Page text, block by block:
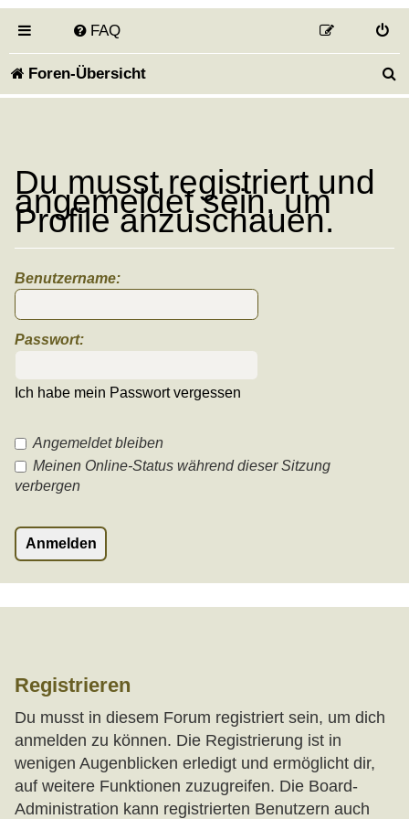
FAQ
Foren-Übersicht
Du musst registriert und
angemeldet sein, um
Profile anzuschauen.
Benutzername:
Passwort:
Ich habe mein Passwort vergessen
Angemeldet bleiben
Meinen Online-Status während dieser Sitzung
verbergen
Registrieren
Du musst in diesem Forum registriert sein, um dich
anmelden zu können. Die Registrierung ist in
wenigen Augenblicken erledigt und ermöglicht dir,
auf weitere Funktionen zuzugreifen. Die Board-
Administration kann registrierten Benutzern auch